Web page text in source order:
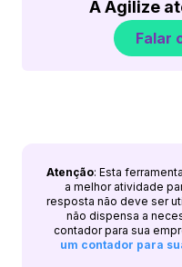
A Agilize
Falar
Atenção: Esta
a melhor atividade
resposta não deve ser
não dispensa a
contador para sua
um contador para